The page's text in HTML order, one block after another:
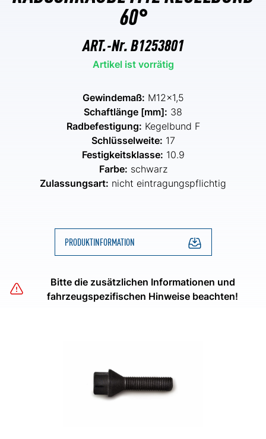
60°
ART.-Nr.B1253801
Artikel ist vorrätig
Gewindemaß: M12x1,5
Schaftlänge [mm]: 38
Radbefestigung: Kegelbund F
Schlüsselweite: 17
Festigkeitsklasse: 10.9
Farbe: schwarz
Zulassungsart: nicht eintragungspflichtig
PRODUKTINFORMATION
Bitte die zusätzlichen Informationen und
fahrzeugspezifischen Hinweise beachten!